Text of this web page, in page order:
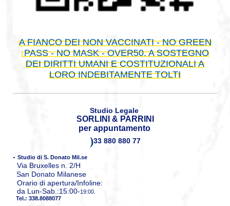
A FIANCO DEI NON VACCINATI - NO GREEN
PASS - NO MASK - OVER50. A SOSTEGNO
DEI DIRITTI UMANI E COSTITUZIONALI A
LORO INDEBITAMENTE TOLTI
Studio Legale
SORLINI & PARRINI
per appuntamento
)33 880 880 77
- Studio di S. Donato Mil.se
Via Bruxelles n. 2/H
San Donato Milanese
Orario di apertura/Infoline:
da Lun-Sab.:15:00-19:00 .
Tel.: 338.8088077